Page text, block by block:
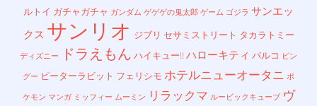
ルトイ ガチャガチャ ガンダム ゲゲゲの鬼太郎 ゲーム ゴジラ サンエッ
クス サンリオ ジブリ セサミストリート タカラトミー
ディズニー ドラえもん ハイキュー!!ハローキティ パルコ ピン
グー ピーターラビット フェリシモ ホテルニューオータニ ポ
ケモン マンガ ミッフィー ムーミン リラックマ ルービックキューブ ヴ